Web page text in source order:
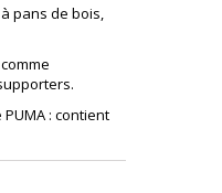
pans de bois,
: contient